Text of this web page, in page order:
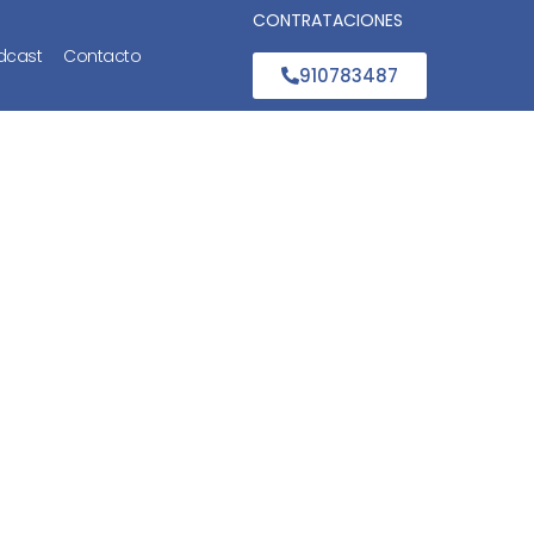
Contacto
CONTRATACIONES
910783487